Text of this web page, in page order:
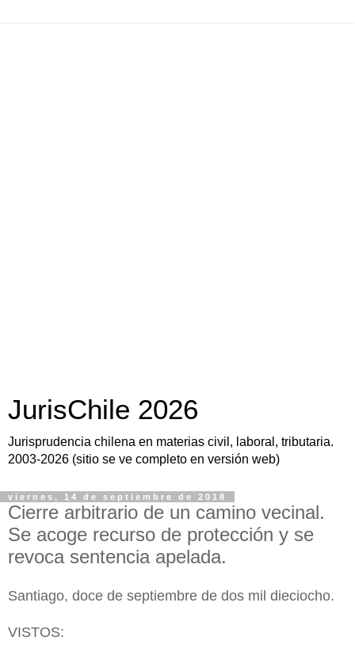
JurisChile 2026
Jurisprudencia chilena en materias civil, laboral, tributaria.
2003-2026 (sitio se ve completo en versión web)
viernes, 14 de septiembre de 2018
Cierre arbitrario de un camino vecinal.
Se acoge recurso de protección y se
revoca sentencia apelada.
Santiago, doce de septiembre de dos mil dieciocho.
VISTOS: